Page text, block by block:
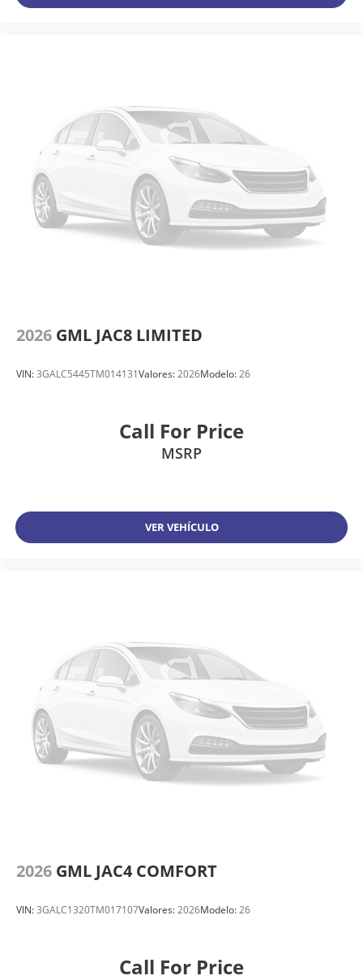
2026 GML JAC8 LIMITED
VIN:3GALC5445TM014131Valores:2026Modelo:26
Call For Price
MSRP
VER VEHÍCULO
2026 GML JAC4 COMFORT
VIN:3GALC1320TM017107Valores:2026Modelo:26
Call For Price